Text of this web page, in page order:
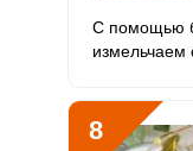
С помощью
измельчаем
8